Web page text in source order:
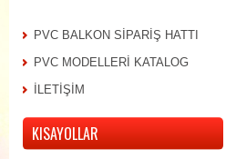
PVC BALKON SİPARİŞ HATTI
PVC MODELLERİ KATALOG
İLETİŞİM
KISAYOLLAR